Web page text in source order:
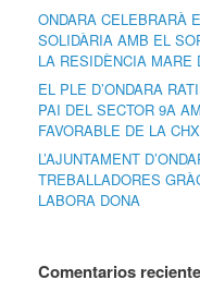
ONDARA CELEBRARÀ
SOLIDÀRIA AMB EL
LA RESIDÈNCIA MARE
EL PLE D’ONDARA
PAI DEL SECTOR 9A
FAVORABLE DE LA CHX
L’AJUNTAMENT
TREBALLADORES
LABORA DONA
Comentarios